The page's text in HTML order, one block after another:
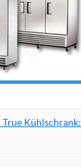
Kühlschrank: